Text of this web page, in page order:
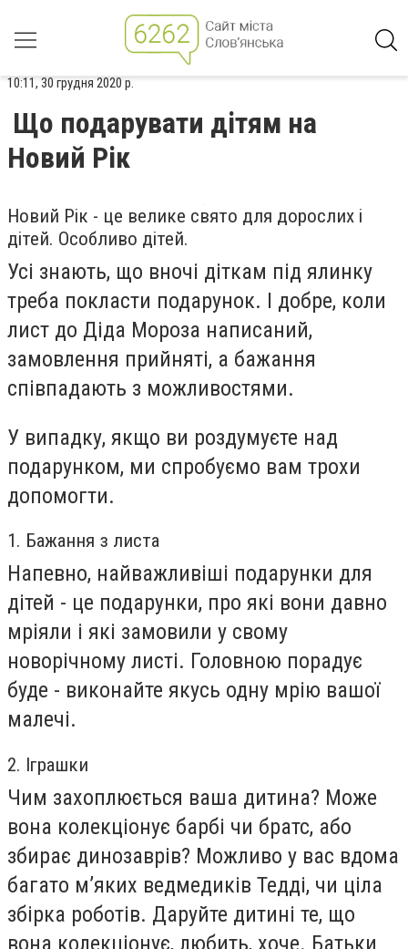
10:11, 30 грудня 2020 р.
Що подарувати дітям на
Новий Рік
Новий Рік - це велике свято для дорослих і
дітей. Особливо дітей.
Усі знають, що вночі діткам під ялинку
треба покласти подарунок. І добре, коли
лист до Діда Мороза написаний,
замовлення прийняті, а бажання
співпадають з можливостями.
У випадку, якщо ви роздумуєте над
подарунком, ми спробуємо вам трохи
допомогти.
1. Бажання з листа
Напевно, найважливіші подарунки для
дітей - це подарунки, про які вони давно
мріяли і які замовили у свому
новорічному листі. Головною порадує
буде - виконайте якусь одну мрію вашої
малечі.
2. Іграшки
Чим захоплюється ваша дитина? Може
вона колекціонує барбі чи братс, або
збирає динозаврів? Можливо у вас вдома
багато м’яких ведмедиків Тедді, чи ціла
збірка роботів. Даруйте дитині те, що
вона колекціонує, любить, хоче. Батьки